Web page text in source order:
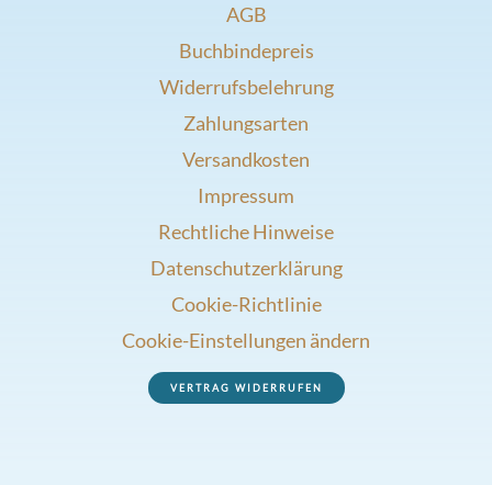
AGB
Buchbindepreis
Widerrufsbelehrung
Zahlungsarten
Versandkosten
Impressum
Rechtliche Hinweise
Datenschutzerklärung
Cookie-Richtlinie
Cookie-Einstellungen ändern
VERTRAG WIDERRUFEN